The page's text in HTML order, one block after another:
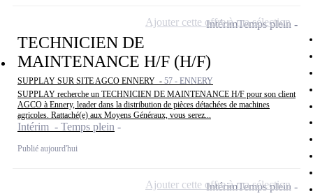
TECHNICIEN DE
MAINTENANCE H/F (H/F)
SUPPLAY SUR SITE AGCO ENNERY - 57 - ENNERY
SUPPLAY recherche un TECHNICIEN DE MAINTENANCE H/F pour son client
AGCO à Ennery, leader dans la distribution de pièces détachées de machines
agricoles. Rattaché(e) aux Moyens Généraux, vous serez...
Intérim - Temps plein
Publié aujourd'hui
IntérimTemps plein
Ajouter cette offre à ma sélection
IntérimTemps plein
Ajouter cette offre à ma sélection